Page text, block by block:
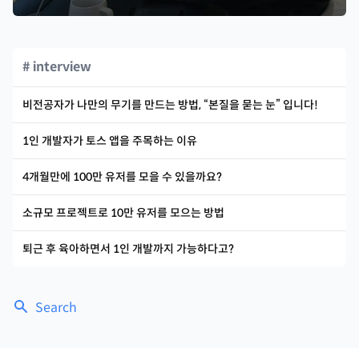
Search
# interview
비전공자가 나만의 무기를 만드는 방법, “본질을 묻는 눈” 입니다!
1인 개발자가 토스 앱을 주목하는 이유
4개월만에 100만 유저를 모을 수 있을까요?
소규모 프로젝트로 10만 유저를 모으는 방법
퇴근 후 육아하면서 1인 개발까지 가능하다고?